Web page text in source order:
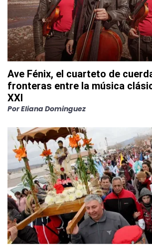
Ave Fénix, el cuarteto de
fronteras entre la música
XXI
PorEliana Dominguez